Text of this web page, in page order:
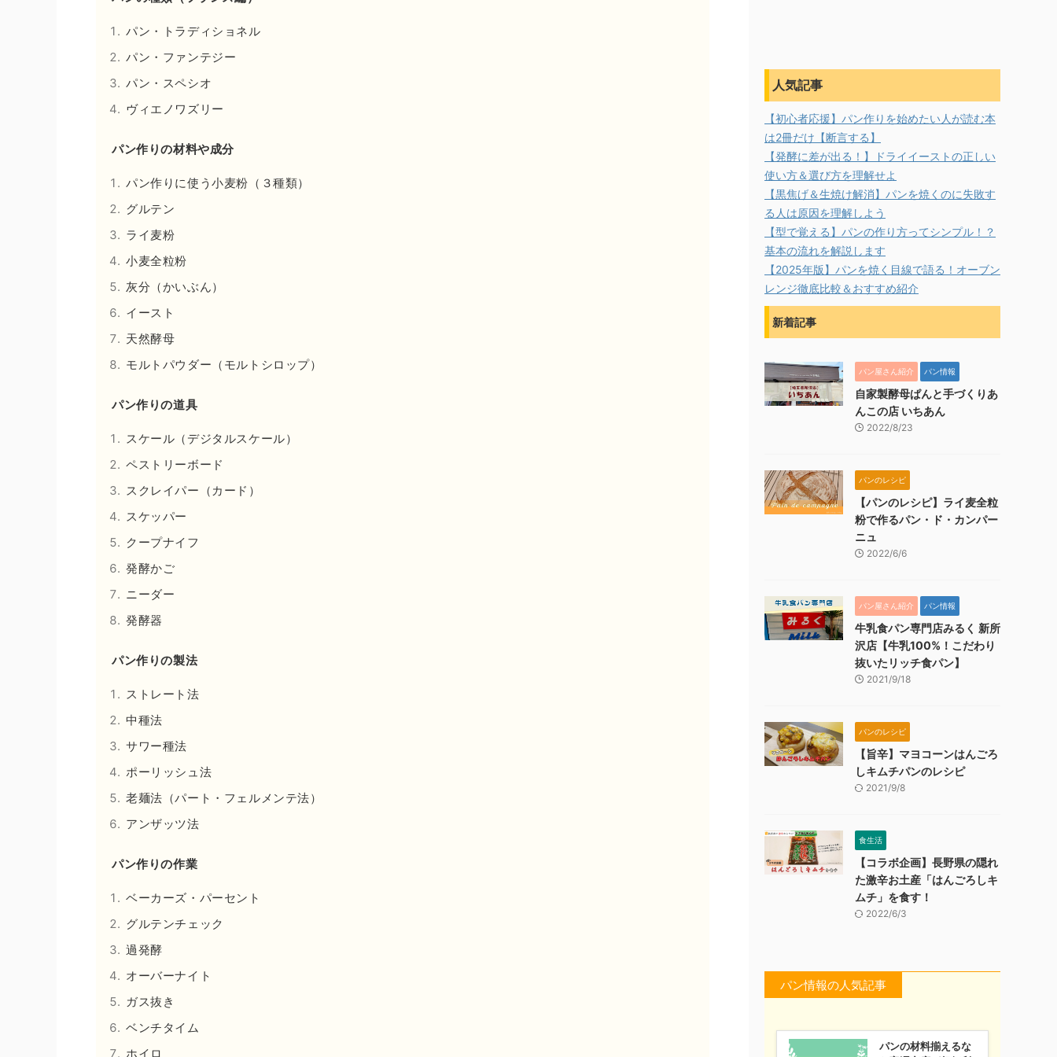
パン・トラディショネル
パン・ファンテジー
パン・スペシオ
ヴィエノワズリー
パン作りの材料や成分
パン作りに使う小麦粉（３種類）
グルテン
ライ麦粉
小麦全粒粉
灰分（かいぶん）
イースト
天然酵母
モルトパウダー（モルトシロップ）
パン作りの道具
スケール（デジタルスケール）
ペストリーボード
スクレイパー（カード）
スケッパー
クープナイフ
発酵かご
ニーダー
発酵器
パン作りの製法
ストレート法
中種法
サワー種法
ポーリッシュ法
老麺法（パート・フェルメンテ法）
アンザッツ法
パン作りの作業
ベーカーズ・パーセント
グルテンチェック
過発酵
オーバーナイト
ガス抜き
ベンチタイム
ホイロ
人気記事
【初心者応援】パン作りを始めたい人が読む本
は2冊だけ【断言する】
【発酵に差が出る！】ドライイーストの正しい
使い方＆選び方を理解せよ
【黒焦げ＆生焼け解消】パンを焼くのに失敗す
る人は原因を理解しよう
【型で覚える】パンの作り方ってシンプル！？
基本の流れを解説します
【2025年版】パンを焼く目線で語る！オーブン
レンジ徹底比較＆おすすめ紹介
新着記事
パン屋さん紹介 パン情報
自家製酵母ぱんと手づくりあ
んこの店 いちあん
2022/8/23
パンのレシピ
【パンのレシピ】ライ麦全粒
粉で作るパン・ド・カンパー
ニュ
2022/6/6
パン屋さん紹介 パン情報
牛乳食パン専門店みるく 新所
沢店【牛乳100%！こだわり
抜いたリッチ食パン】
2021/9/18
パンのレシピ
【旨辛】マヨコーンはんごろ
しキムチパンのレシピ
2021/9/8
食生活
【コラボ企画】長野県の隠れ
た激辛お土産「はんごろしキ
ムチ」を食す！
2022/6/3
パン情報の人気記事
パンの材料揃えるな